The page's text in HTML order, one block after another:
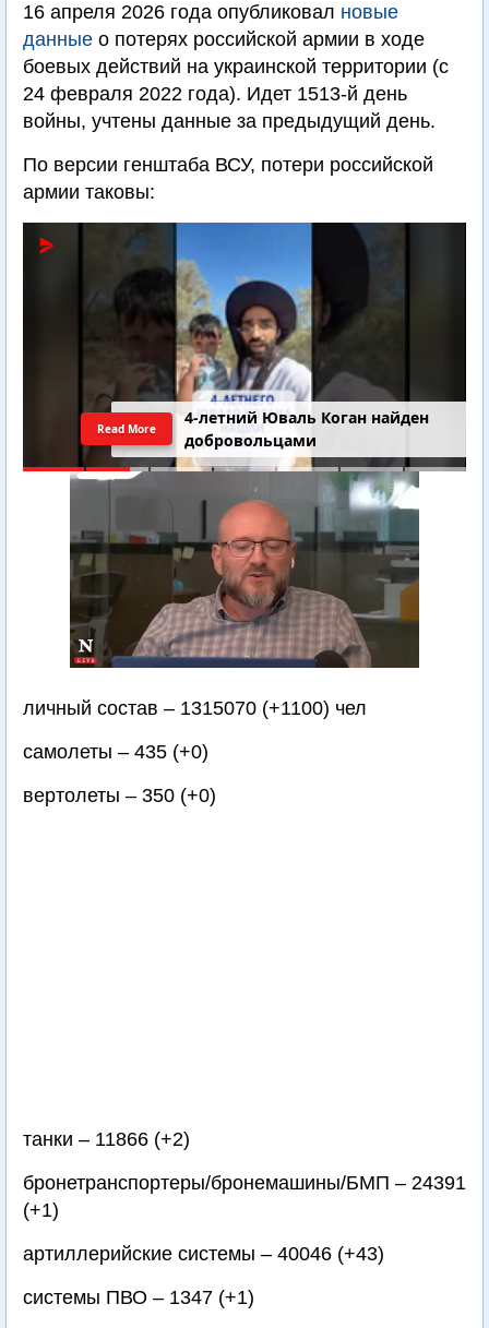
16 апреля 2026 года опубликовал новые
данные о потерях российской армии в ходе
боевых действий на украинской территории (с
24 февраля 2022 года). Идет 1513-й день
войны, учтены данные за предыдущий день.
По версии генштаба ВСУ, потери российской
армии таковы:
4-летний Юваль Коган найден
добровольцами
Read More
личный состав – 1315070 (+1100) чел
самолеты – 435 (+0)
вертолеты – 350 (+0)
танки – 11866 (+2)
бронетранспортеры/бронемашины/БМП – 24391
(+1)
артиллерийские системы – 40046 (+43)
системы ПВО – 1347 (+1)